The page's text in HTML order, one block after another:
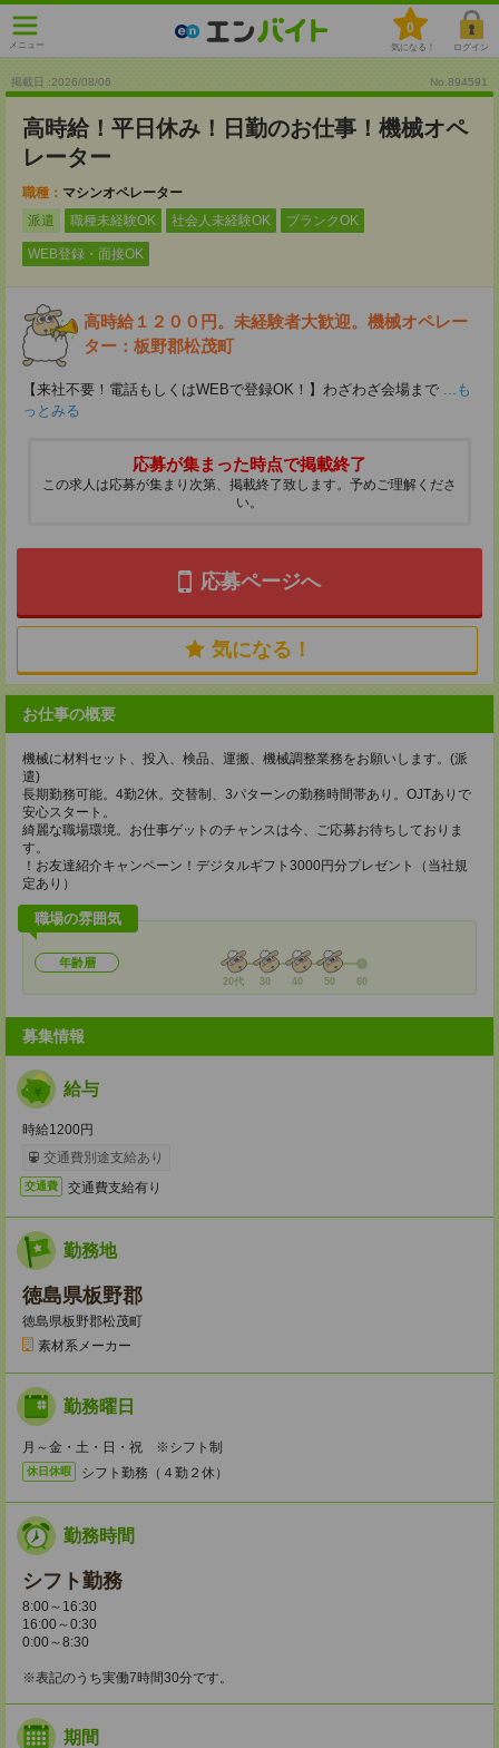
メニュー
0
気になる！ ログイン
掲載日 :2026/08/06 No.894591
高時給！平日休み！日勤のお仕事！機械オペ
レーター
職種： マシンオペレーター
派遣
職種未経験OK 社会人未経験OK ブランクOK
WEB登録・面接OK
高時給１２００円。未経験者大歓迎。機械オペレー
ター：板野郡松茂町
【来社不要！電話もしくはWEBで登録OK！】わざわざ会場まで ...も
っとみる
応募が集まった時点で掲載終了
この求人は応募が集まり次第、掲載終了致します。予めご理解くださ
い。
応募ページへ
気になる！
お仕事の概要
機械に材料セット、投入、検品、運搬、機械調整業務をお願いします。(派
遣)
長期勤務可能。4勤2休。交替制、3パターンの勤務時間帯あり。OJTありで
安心スタート。
綺麗な職場環境。お仕事ゲットのチャンスは今、ご応募お待ちしておりま
す。
！お友達紹介キャンペーン！デジタルギフト3000円分プレゼント（当社規
定あり）
職場の雰囲気
年齢層
20代 30 40 50 60
募集情報
給与
時給1200円
交通費別途支給あり
交通費 交通費支給有り
勤務地
徳島県板野郡
徳島県板野郡松茂町
素材系メーカー
勤務曜日
月～金・土・日・祝 ※シフト制
休日休暇 シフト勤務（４勤２休）
勤務時間
シフト勤務
8:00～16:30
16:00～0:30
0:00～8:30
※表記のうち実働7時間30分です。
期間